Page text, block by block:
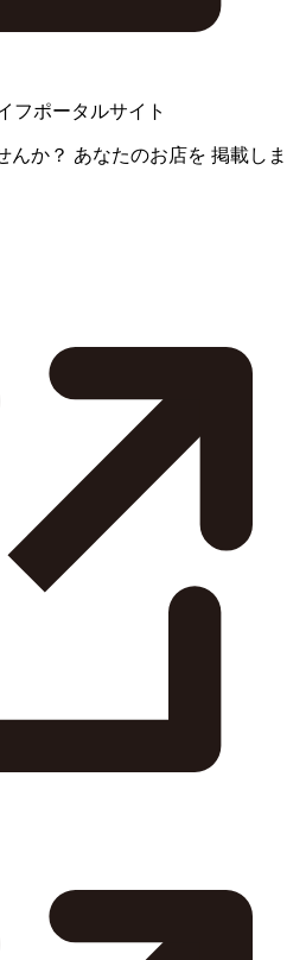
フポータルサイト
んか？ あなたのお店を 掲載しま